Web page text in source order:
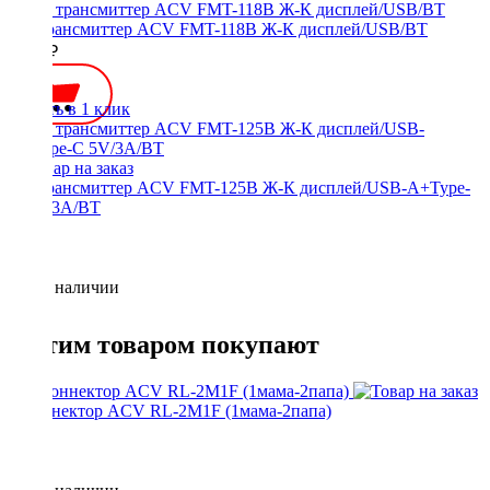
FM трансмиттер ACV FMT-118B Ж-К дисплей/USB/BT
1000 ₽
Купить в 1 клик
FM трансмиттер ACV FMT-125B Ж-К дисплей/USB-A+Type-
C 5V/3A/BT
Нет в наличии
С этим товаром покупают
Y-коннектор ACV RL-2M1F (1мама-2папа)